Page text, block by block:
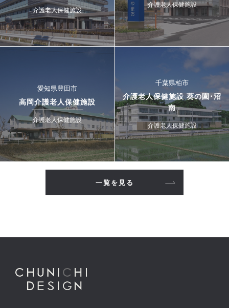
介護老人保健施設
介護老人保健施設
愛知県豊田市
高岡介護老人保健施設
介護老人保健施設
千葉県柏市
介護老人保健施設 葵の園･沼
南
介護老人保健施設
一覧を見る